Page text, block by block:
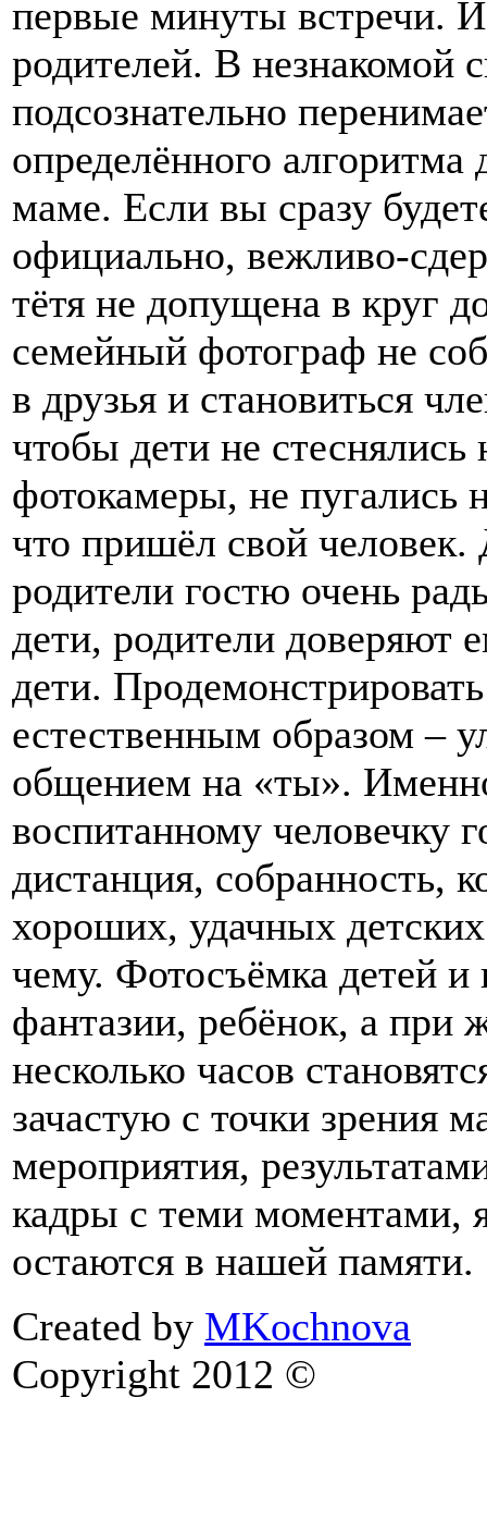
первые минуты встречи.
родителей. В незнакомой
подсознательно
определённого
маме. Если вы сразу
официально, вежливо-
тётя не допущена в круг
семейный фотограф не
в друзья и становиться
чтобы дети не стеснялись
фотокамеры, не пугались
что пришёл свой
родители гостю очень
дети, родители доверяют
дети.
естественным образом –
общением на «ты».
воспитанному человечку
дистанция, собранность,
хороших, удачных
чему. Фотосъёмка детей и
фантазии, ребёнок, а при
несколько часов
зачастую с точки зрения
мероприятия,
кадры с теми моментами,
остаются в нашей памяти.
Created by MKochnova
Copyright 2012 ©